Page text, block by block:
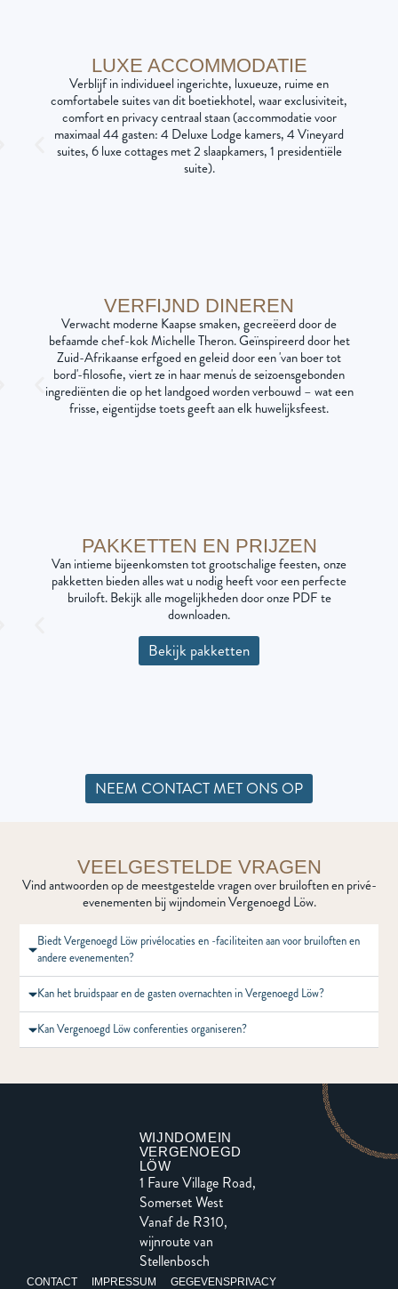
LUXE ACCOMMODATIE
Verblijf in individueel ingerichte, luxueuze, ruime en
comfortabele suites van dit boetiekhotel, waar exclusiviteit,
comfort en privacy centraal staan (accommodatie voor
maximaal 44 gasten: 4 Deluxe Lodge kamers, 4 Vineyard
suites, 6 luxe cottages met 2 slaapkamers, 1 presidentiële
suite).
VERFIJND DINEREN
Verwacht moderne Kaapse smaken, gecreëerd door de
befaamde chef-kok Michelle Theron. Geïnspireerd door het
Zuid-Afrikaanse erfgoed en geleid door een 'van boer tot
bord'-filosofie, viert ze in haar menu's de seizoensgebonden
ingrediënten die op het landgoed worden verbouwd – wat een
frisse, eigentijdse toets geeft aan elk huwelijksfeest.
PAKKETTEN EN PRIJZEN
Van intieme bijeenkomsten tot grootschalige feesten, onze
pakketten bieden alles wat u nodig heeft voor een perfecte
bruiloft. Bekijk alle mogelijkheden door onze PDF te
downloaden.
Bekijk pakketten
NEEM CONTACT MET ONS OP
VEELGESTELDE VRAGEN
Vind antwoorden op de meestgestelde vragen over bruiloften en privé-
evenementen bij wijndomein Vergenoegd Löw.
Biedt Vergenoegd Löw privélocaties en -faciliteiten aan voor bruiloften en
andere evenementen?
Kan het bruidspaar en de gasten overnachten in Vergenoegd Löw?
Kan Vergenoegd Löw conferenties organiseren?
WIJNDOMEIN
VERGENOEGD
LÖW
1 Faure Village Road,
Somerset West
Vanaf de R310,
wijnroute van
Stellenbosch
CONTACT IMPRESSUM GEGEVENSPRIVACY